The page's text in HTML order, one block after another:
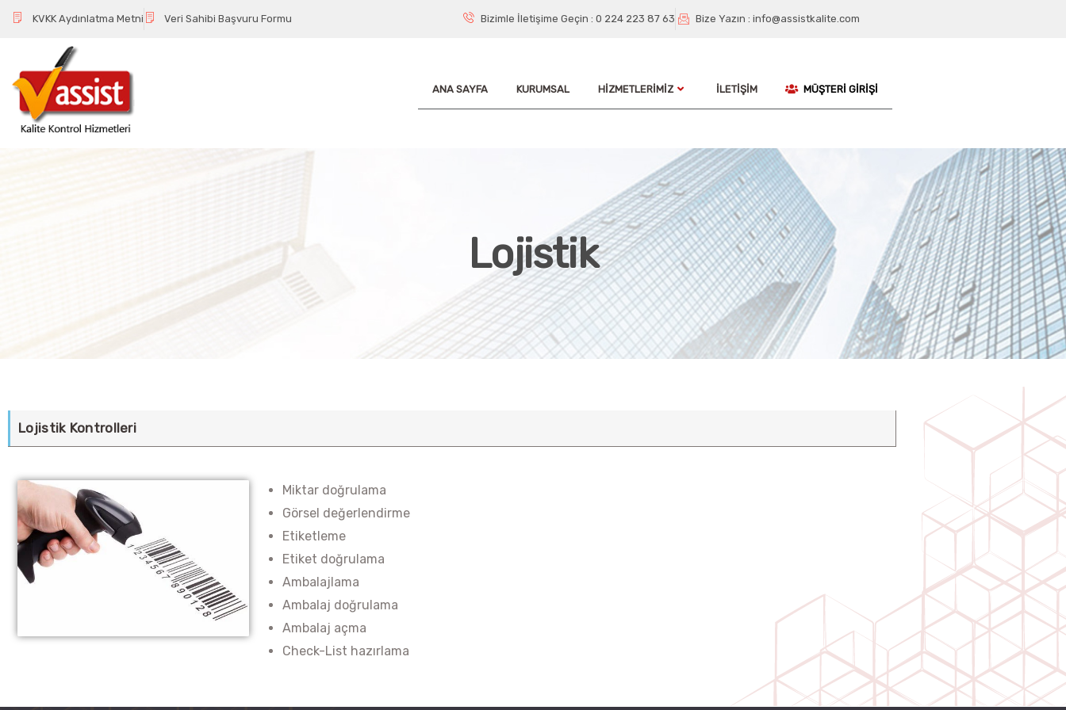
KVKK Aydınlatma Metni Veri Sahibi Başvuru Formu Bizimle İletişime Geçin : 0 224 223 87 63 Bize Yazın : info@assistkalite.com
ANA SAYFA KURUMSAL HIZMETLERIMIZ İLETIŞIM MÜŞTERI GIRIŞI
Lojistik
Lojistik Kontrolleri
Miktar doğrulama
Görsel değerlendirme
Etiketleme
Etiket doğrulama
Ambalajlama
Ambalaj doğrulama
Ambalaj açma
Check-List hazırlama